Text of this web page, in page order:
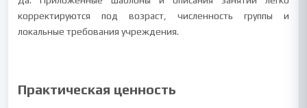
корректируются под возраст, численность группы и
локальные требования учреждения.
Практическая ценность